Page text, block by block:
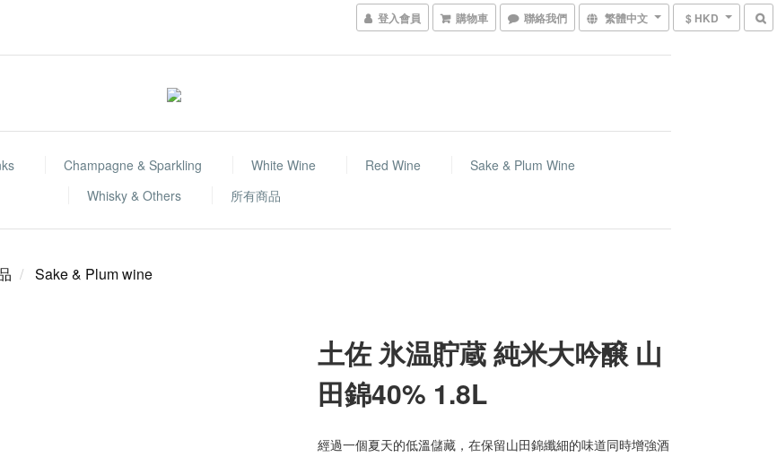
登入會員 購物車 聯絡我們 繁體中文 $ HKD
Champagne & Sparkling White Wine Red Wine
Sake & Plum Wine
Whisky & Others
所有商品
Sake & Plum wine
土佐 氷温貯蔵 純米大吟醸 山
田錦40% 1.8L
經過一個夏天的低溫儲藏，在保留山田錦纖細的味道同時增強酒